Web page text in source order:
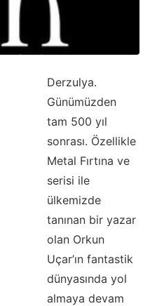
Derzulya.
Günümüzden
tam 500 yıl
sonrası. Özellikle
Metal Fırtına ve
serisi ile
ülkemizde
tanınan bir yazar
olan Orkun
Uçar’ın fantastik
dünyasında yol
almaya devam